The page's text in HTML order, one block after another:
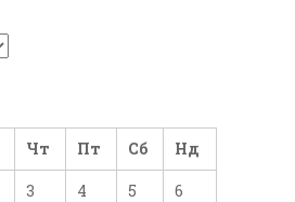
Чт Пт Сб Нд
3 4 5 6